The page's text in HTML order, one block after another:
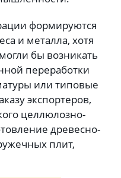
формируются
и металла, хотя
бы возникать
переработки
или типовые
экспортеров,
целлюлозно-
древесно-
плит,